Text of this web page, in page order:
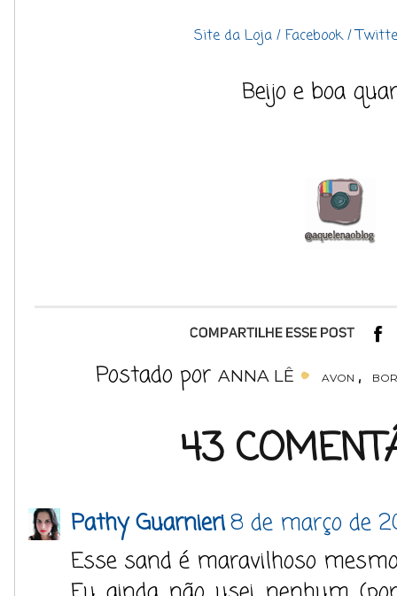
Site da Loja / Facebook /
Beijo e boa
Postado por ANNA LÊ AVON ,
43
Pathy Guarnieri8 de março de
Esse sand é maravilhoso